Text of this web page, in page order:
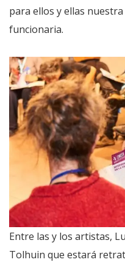
para ellos y ellas
funcionaria.
Entre las y los artistas,
Tolhuin que estará